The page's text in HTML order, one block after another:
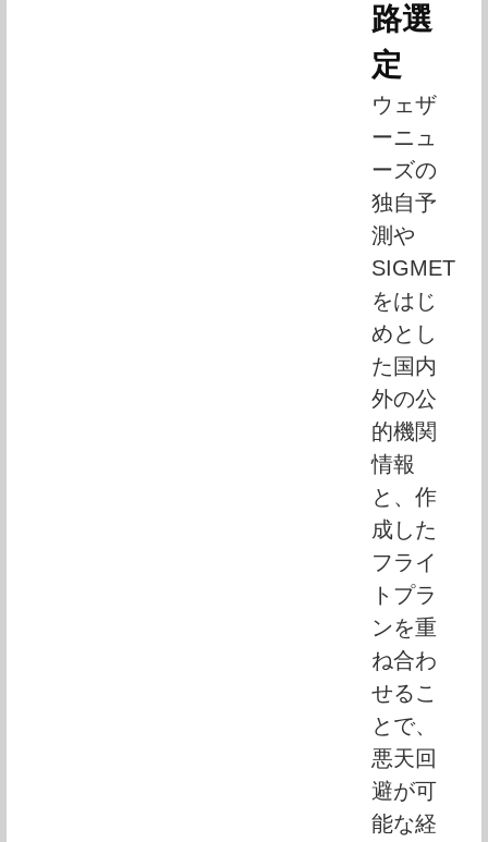
路選
定
ウェザ
ーニュ
ーズの
独自予
測や
SIGMET
をはじ
めとし
た国内
外の公
的機関
情報
と、作
成した
フライ
トプラ
ンを重
ね合わ
せるこ
とで、
悪天回
避が可
能な経